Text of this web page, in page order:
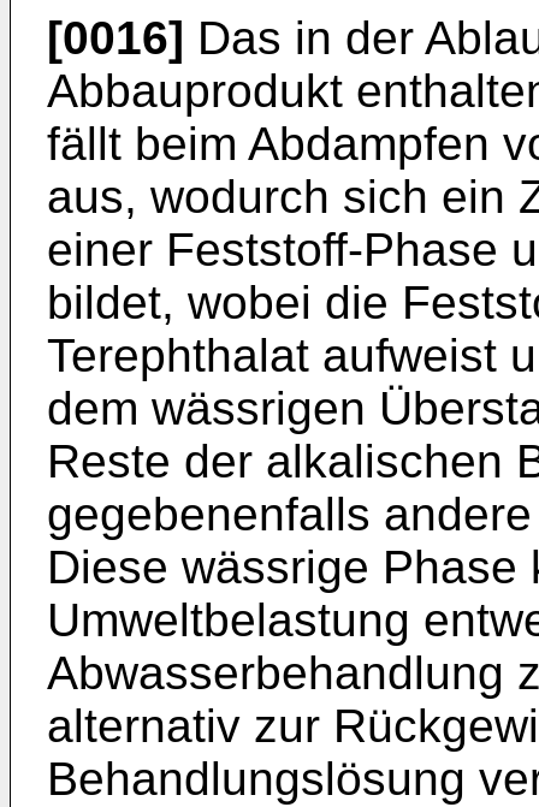
[0016] Das in der
Abbauprodukt
fällt beim Abdampfen
aus, wodurch sich ein
einer Feststoff-Phase
bildet, wobei die
Terephthalat aufweist
dem wässrigen
Reste der alkalischen
gegebenenfalls
Diese wässrige Phase
Umweltbelastung
Abwasserbehandlung
alternativ zur
Behandlungslösung